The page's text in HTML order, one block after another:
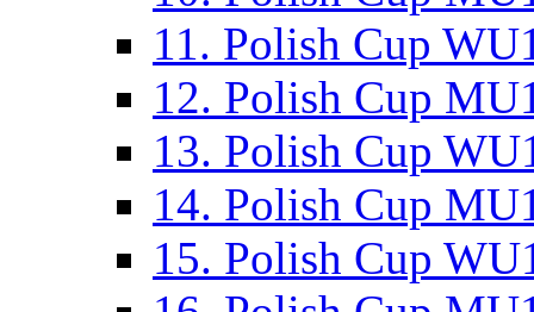
11. Polish Cup
12. Polish Cup
13. Polish Cup
14. Polish Cup
15. Polish Cup